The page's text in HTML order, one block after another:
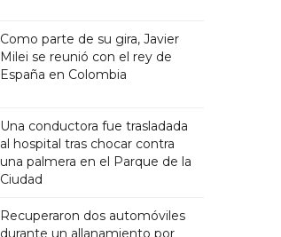
Como parte de su gira, Javier
Milei se reunió con el rey de
España en Colombia
Una conductora fue trasladada
al hospital tras chocar contra
una palmera en el Parque de la
Ciudad
Recuperaron dos automóviles
durante un allanamiento por